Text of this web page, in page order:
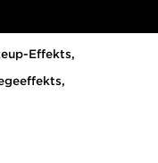
Effekts,